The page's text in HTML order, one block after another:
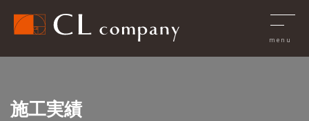
施工実績